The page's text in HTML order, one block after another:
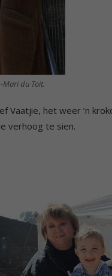
Mari du Toit.
Vaatjie, het weer ’n
verhoog te sien.